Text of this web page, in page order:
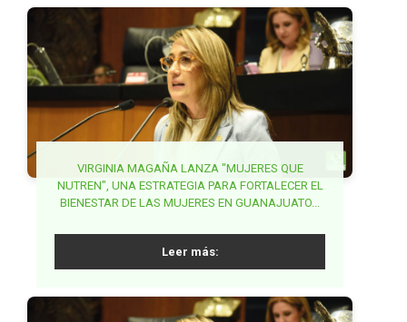
VIRGINIA MAGAÑA LANZA "MUJERES QUE
NUTREN", UNA ESTRATEGIA PARA FORTALECER EL
BIENESTAR DE LAS MUJERES EN GUANAJUATO...
Leer más:
BUSCA PVEM SENADO ARMONIZAR LA
SECRETARÍA DE ANTICORRUPCIÓN Y BUEN
Leer más:
PARTIDO VERDE EXIGE ACCIONES COORDINADAS
PARA FRENAR FRAUDES EN TRÁMITES DE
PASAPORTE...
Leer más: